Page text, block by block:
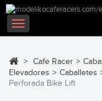
Navegación
Toggle
> Cafe Racer >
Elevadores > Caballetes
Perforada Bike Lift